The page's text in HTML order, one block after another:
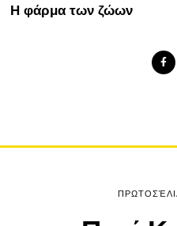
Η φάρμα των ζώων